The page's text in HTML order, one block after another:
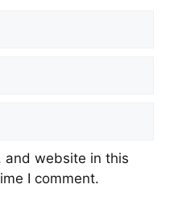
and website in this
I comment.